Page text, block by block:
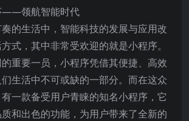
——领航智能时代
的生活中，智能科技的发展与应用改
式，其中非常受欢迎的就是小程序。
重要一员，小程序凭借其便捷、高效
生活中不可或缺的一部分。而在这众
一款备受用户青睐的知名小程序，它
和出色的功能，为用户带来了全新的